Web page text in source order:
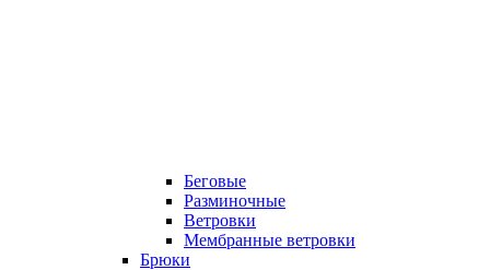
Беговые
Разминочные
Ветровки
Мембранные ветровки
Брюки